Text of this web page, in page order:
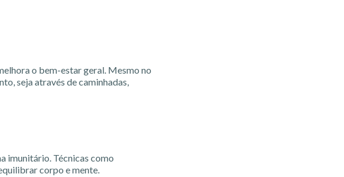
o bem-estar geral. Mesmo no
seja através de caminhadas,
imunitário. Técnicas como
corpo e mente.